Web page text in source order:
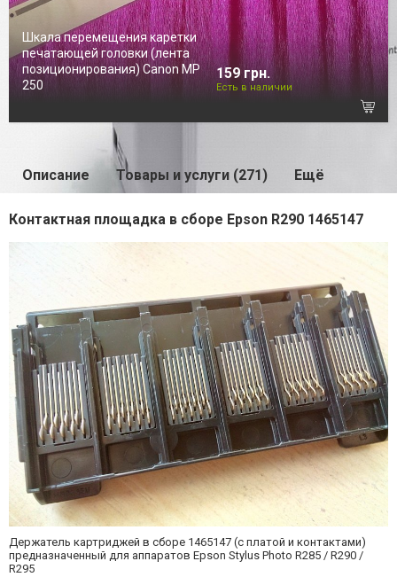
Шкала перемещения каретки
печатающей головки (лента
позиционирования) Canon MP
250
159 грн.
Есть в наличии
Описание Товары и услуги (271) Ещё
Контактная площадка в сборе Epson R290 1465147
Держатель картриджей в сборе 1465147 (с платой и контактами)
предназначенный для аппаратов Epson Stylus Photo R285 / R290 /
R295